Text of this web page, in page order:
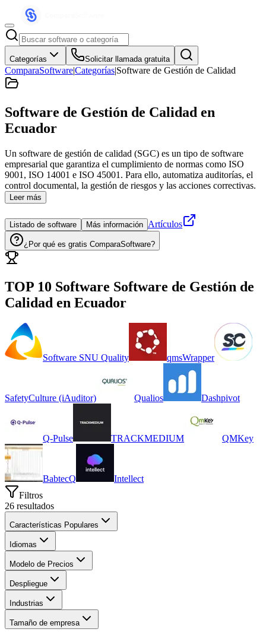
Categorías Solicitar llamada gratuita
ComparaSoftware|Categorías|Software de Gestión de Calidad
Software de Gestión de Calidad en
Ecuador
Un software de gestión de calidad (SGC) es un tipo de software
empresarial que garantiza el cumplimiento de normas como ISO
9001, ISO 14001 e ISO 45001. Para ello, automatiza auditorías, el
control documental, la gestión de riesgos y las acciones correctivas.
Leer más
Listado de software Más información Artículos
¿Por qué es gratis ComparaSoftware?
TOP 10 Software Software de Gestión de
Calidad en Ecuador
Software SNU Quality qmsWrapper
SafetyCulture (iAuditor) Qualios Dashpivot
Q-Pulse TRACKMEDIUM QMKey
BabtecQ
Intellect
Filtros
26 resultados
Características Populares
Idiomas
Modelo de Precios
Despliegue
Industrias
Tamaño de empresa